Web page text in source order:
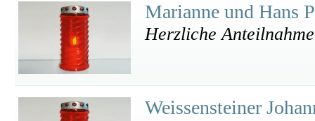
Marianne und Hans
Herzliche Anteilnahme
Weissensteiner